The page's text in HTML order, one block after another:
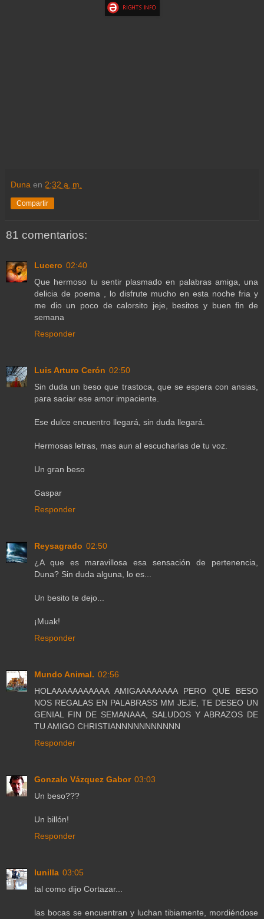
Duna en 2:32 a. m.
Compartir
81 comentarios:
Lucero 02:40
Que hermoso tu sentir plasmado en palabras amiga, una
delicia de poema , lo disfrute mucho en esta noche fria y
me dio un poco de calorsito jeje, besitos y buen fin de
semana
Responder
Luis Arturo Cerón 02:50
Sin duda un beso que trastoca, que se espera con ansias,
para saciar ese amor impaciente.
Ese dulce encuentro llegará, sin duda llegará.
Hermosas letras, mas aun al escucharlas de tu voz.
Un gran beso
Gaspar
Responder
Reysagrado 02:50
¿A que es maravillosa esa sensación de pertenencia,
Duna? Sin duda alguna, lo es...
Un besito te dejo...
¡Muak!
Responder
Mundo Animal. 02:56
HOLAAAAAAAAAAA AMIGAAAAAAAA PERO QUE BESO
NOS REGALAS EN PALABRASS MM JEJE, TE DESEO UN
GENIAL FIN DE SEMANAAA, SALUDOS Y ABRAZOS DE
TU AMIGO CHRISTIANNNNNNNNNNN
Responder
Gonzalo Vázquez Gabor 03:03
Un beso???
Un billón!
Responder
lunilla 03:05
tal como dijo Cortazar...
las bocas se encuentran y luchan tibiamente, mordiéndose